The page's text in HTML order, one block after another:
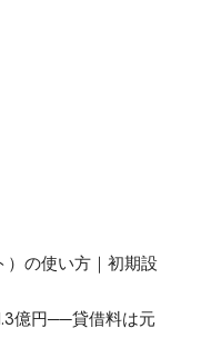
の使い方｜初期設
億円──貸借料は元